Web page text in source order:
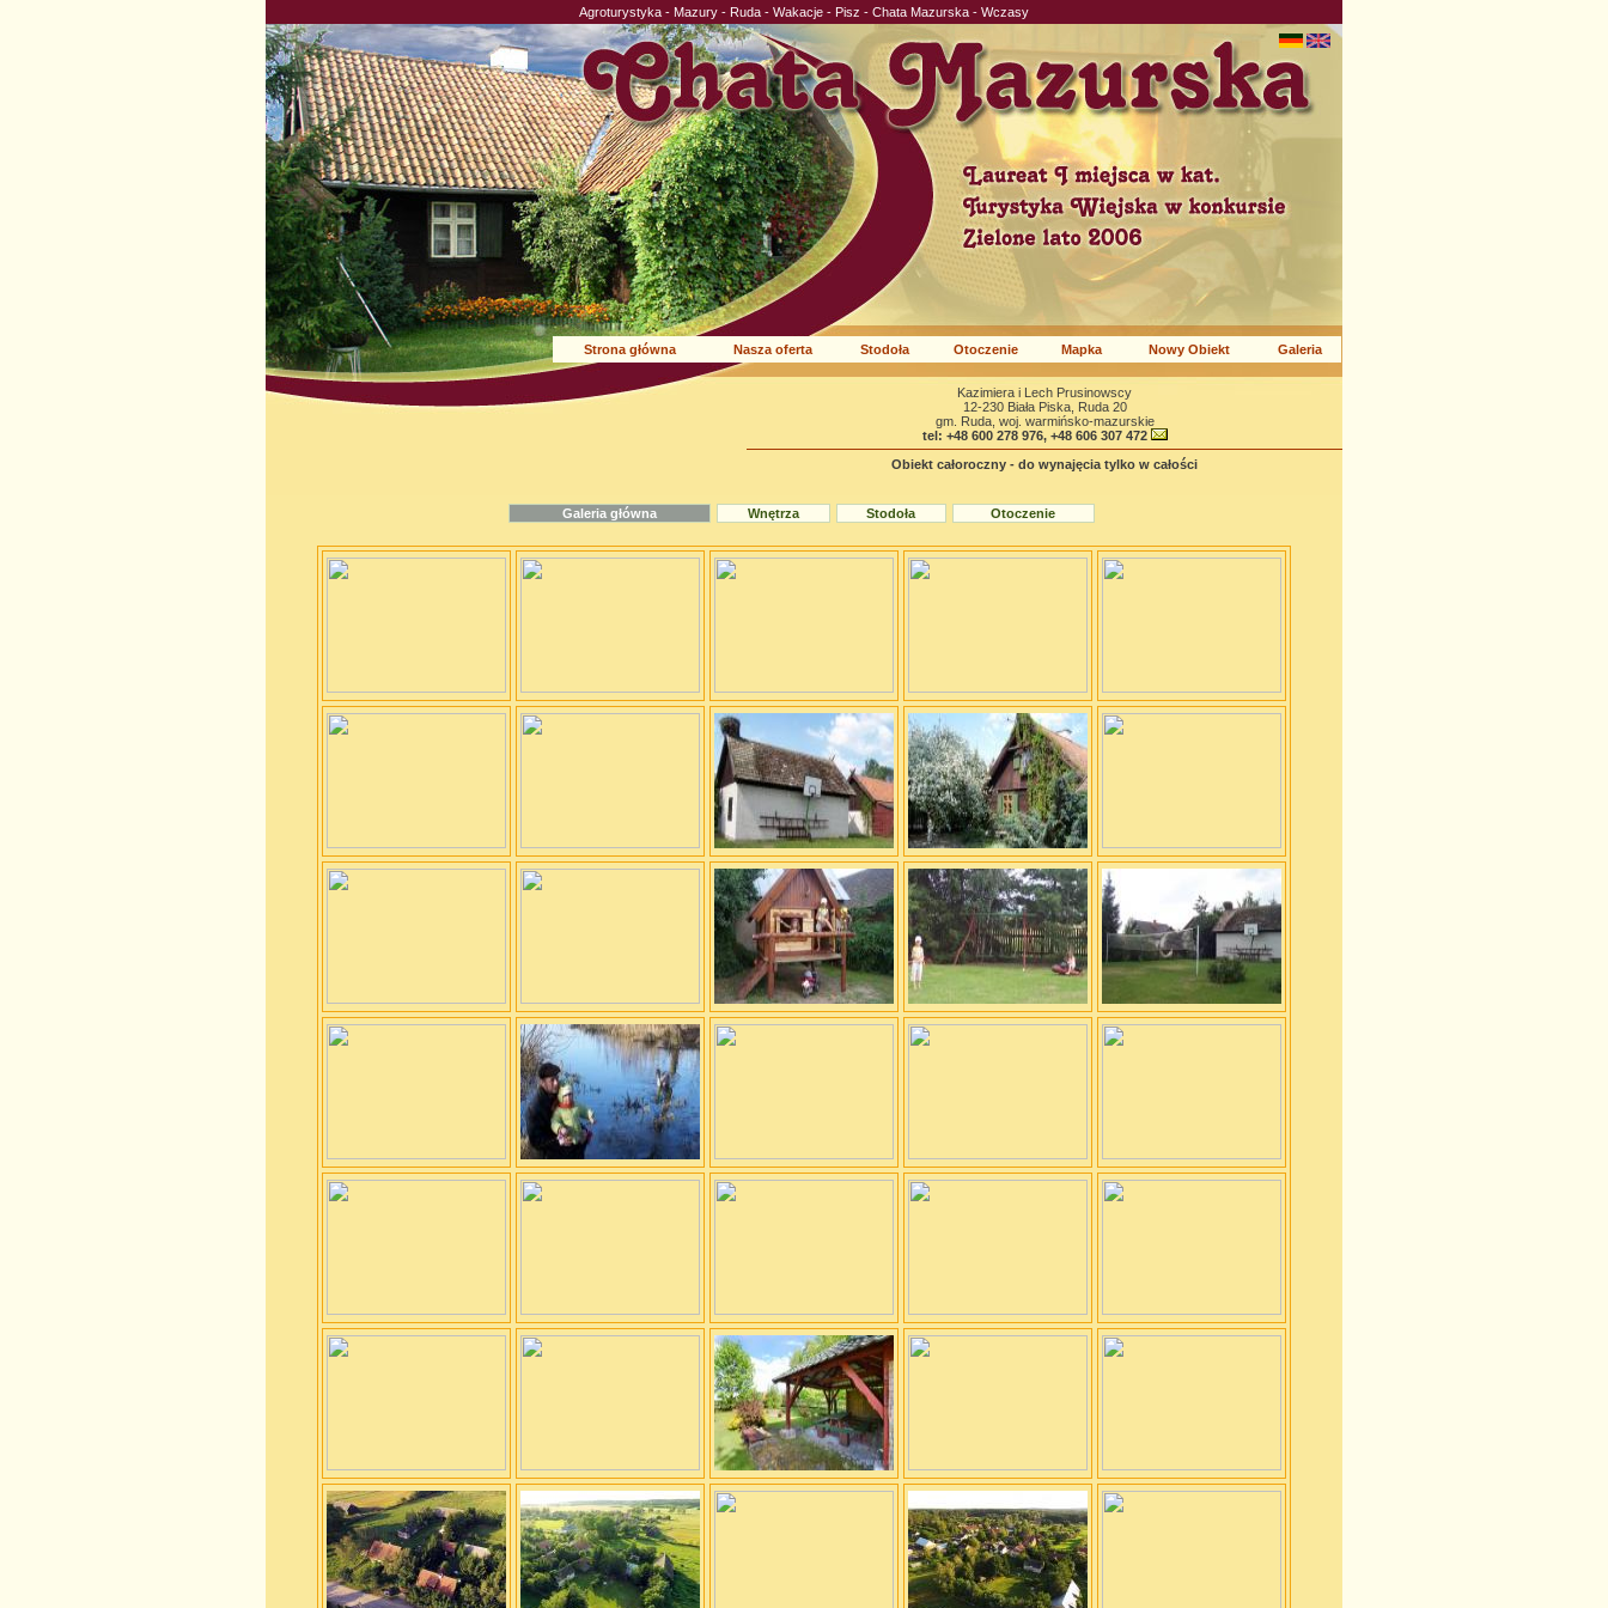
Agroturystyka - Mazury - Ruda - Wakacje - Pisz - Chata Mazurska - Wczasy
Strona główna Nasza oferta Stodoła Otoczenie Mapka Nowy Obiekt Galeria
Kazimiera i Lech Prusinowscy
12-230 Biała Piska, Ruda 20
gm. Ruda, woj. warmińsko-mazurskie
tel: +48 600 278 976, +48 606 307 472
Obiekt całoroczny - do wynajęcia tylko w całości
Galeria główna Wnętrza Stodoła Otoczenie